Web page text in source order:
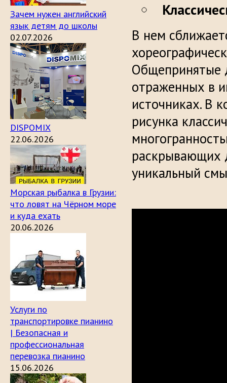
Зачем нужен английский
язык детям до школы
02.07.2026
DISPOMIX
22.06.2026
Морская рыбалка в Грузии:
что ловят на Чёрном море
и куда ехать
20.06.2026
Услуги по
транспортировке пианино
| Безопасная и
профессиональная
перевозка пианино
15.06.2026
В нем
Общепринятые
отраженных в
источниках. В
рисунка
раскрывающих
уникальный